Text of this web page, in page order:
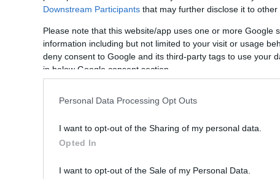
Downstream Participants that may further disclose it to other
Please note that this website/app uses one or more Google
information including but not limited to your visit or usage
deny consent to Google and its third-party tags to use your
in below Google consent section.
Personal Data Processing Opt Outs
I want to opt-out of the Sharing of my personal data.
Opted In
I want to opt-out of the Sale of my Personal Data.